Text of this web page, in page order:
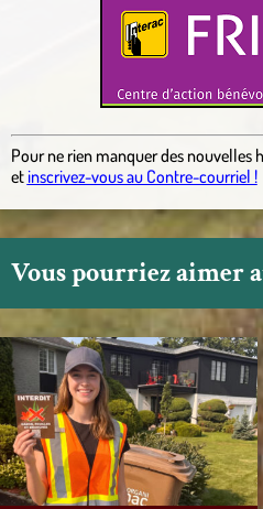
Pour ne rien manquer des nouvelles
etinscrivez-vous au Contre-courriel !
Vous pourriez aimer